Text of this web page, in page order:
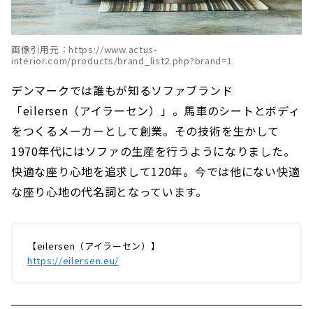
画像引用元：https://www.actus-
interior.com/products/brand_list2.php?brand=1
デンマークでは誰もが知るソファブランド
「eilersen（アイラーセン）」。馬車のシートとボディ
をつくるメーカーとして創業。その技術を生かして
1970年代にはソファの生産を行うようになりました。
快適な座り心地を追求して120年。今では他にない快適
な座り心地の代名詞となっています。
【eilersen（アイラーセン）】
https://eilersen.eu/